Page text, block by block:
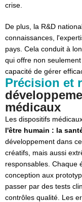
crise.
De plus, la R&D
connaissances,
pays. Cela conduit à
qui offre non
capacité de gérer
Précision et
médicaux
Les dispositifs
l'être humain : la
développement dans
créatifs, mais aussi
responsables. Chaque
conception aux
passer par des tests
contrôles qualité. Les